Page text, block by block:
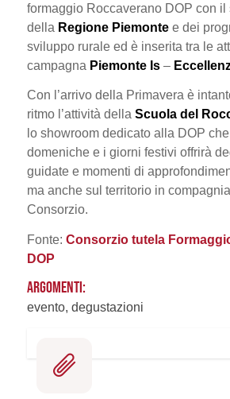
formaggio Roccaverano DOP con il
della Regione Piemontee dei
sviluppo rurale ed è inserita tra le
campagna Piemonte Is–
Con l’arrivo della Primavera è
ritmo l’attività della Scuola del
lo showroom dedicato alla DOP
domeniche e i giorni festivi offrirà
guidate e momenti di
ma anche sul territorio in
Consorzio.
Fonte: Consorzio tutela
DOP
ARGOMENTI:
evento, degustazioni